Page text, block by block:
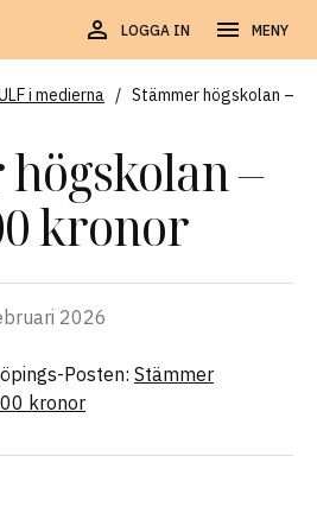
LOGGA IN MENY
i medierna / Stämmer högskolan –
–
kronor
2026
Posten: Stämmer
kronor